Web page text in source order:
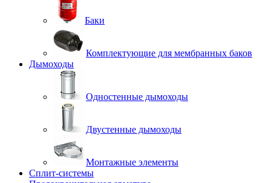
Баки
Комплектующие для мембранных баков
Дымоходы
Одностенные дымоходы
Двустенные дымоходы
Монтажные элементы
Сплит-системы